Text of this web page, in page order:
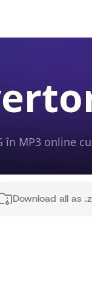
în MP3 online